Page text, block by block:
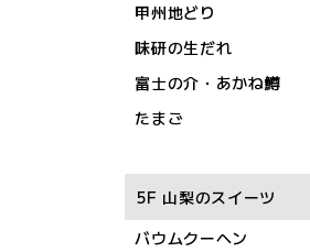
甲州地どり
味研の生だれ
富士の介・あかね鱒
たまご
5F 山梨のスイーツ
バウムクーヘン